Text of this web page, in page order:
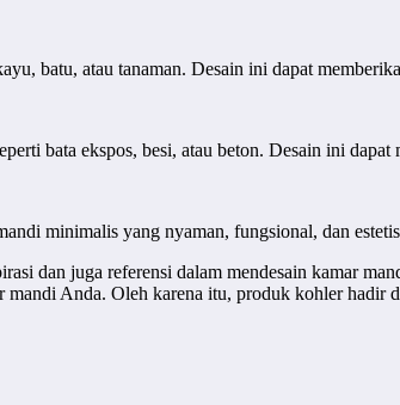
batu, atau tanaman. Desain ini dapat
bata ekspos, besi, atau beton. Desain ini
minimalis yang nyaman, fungsional, dan estetis
dan juga referensi dalam mendesain kamar
Anda. Oleh karena itu, produk kohler